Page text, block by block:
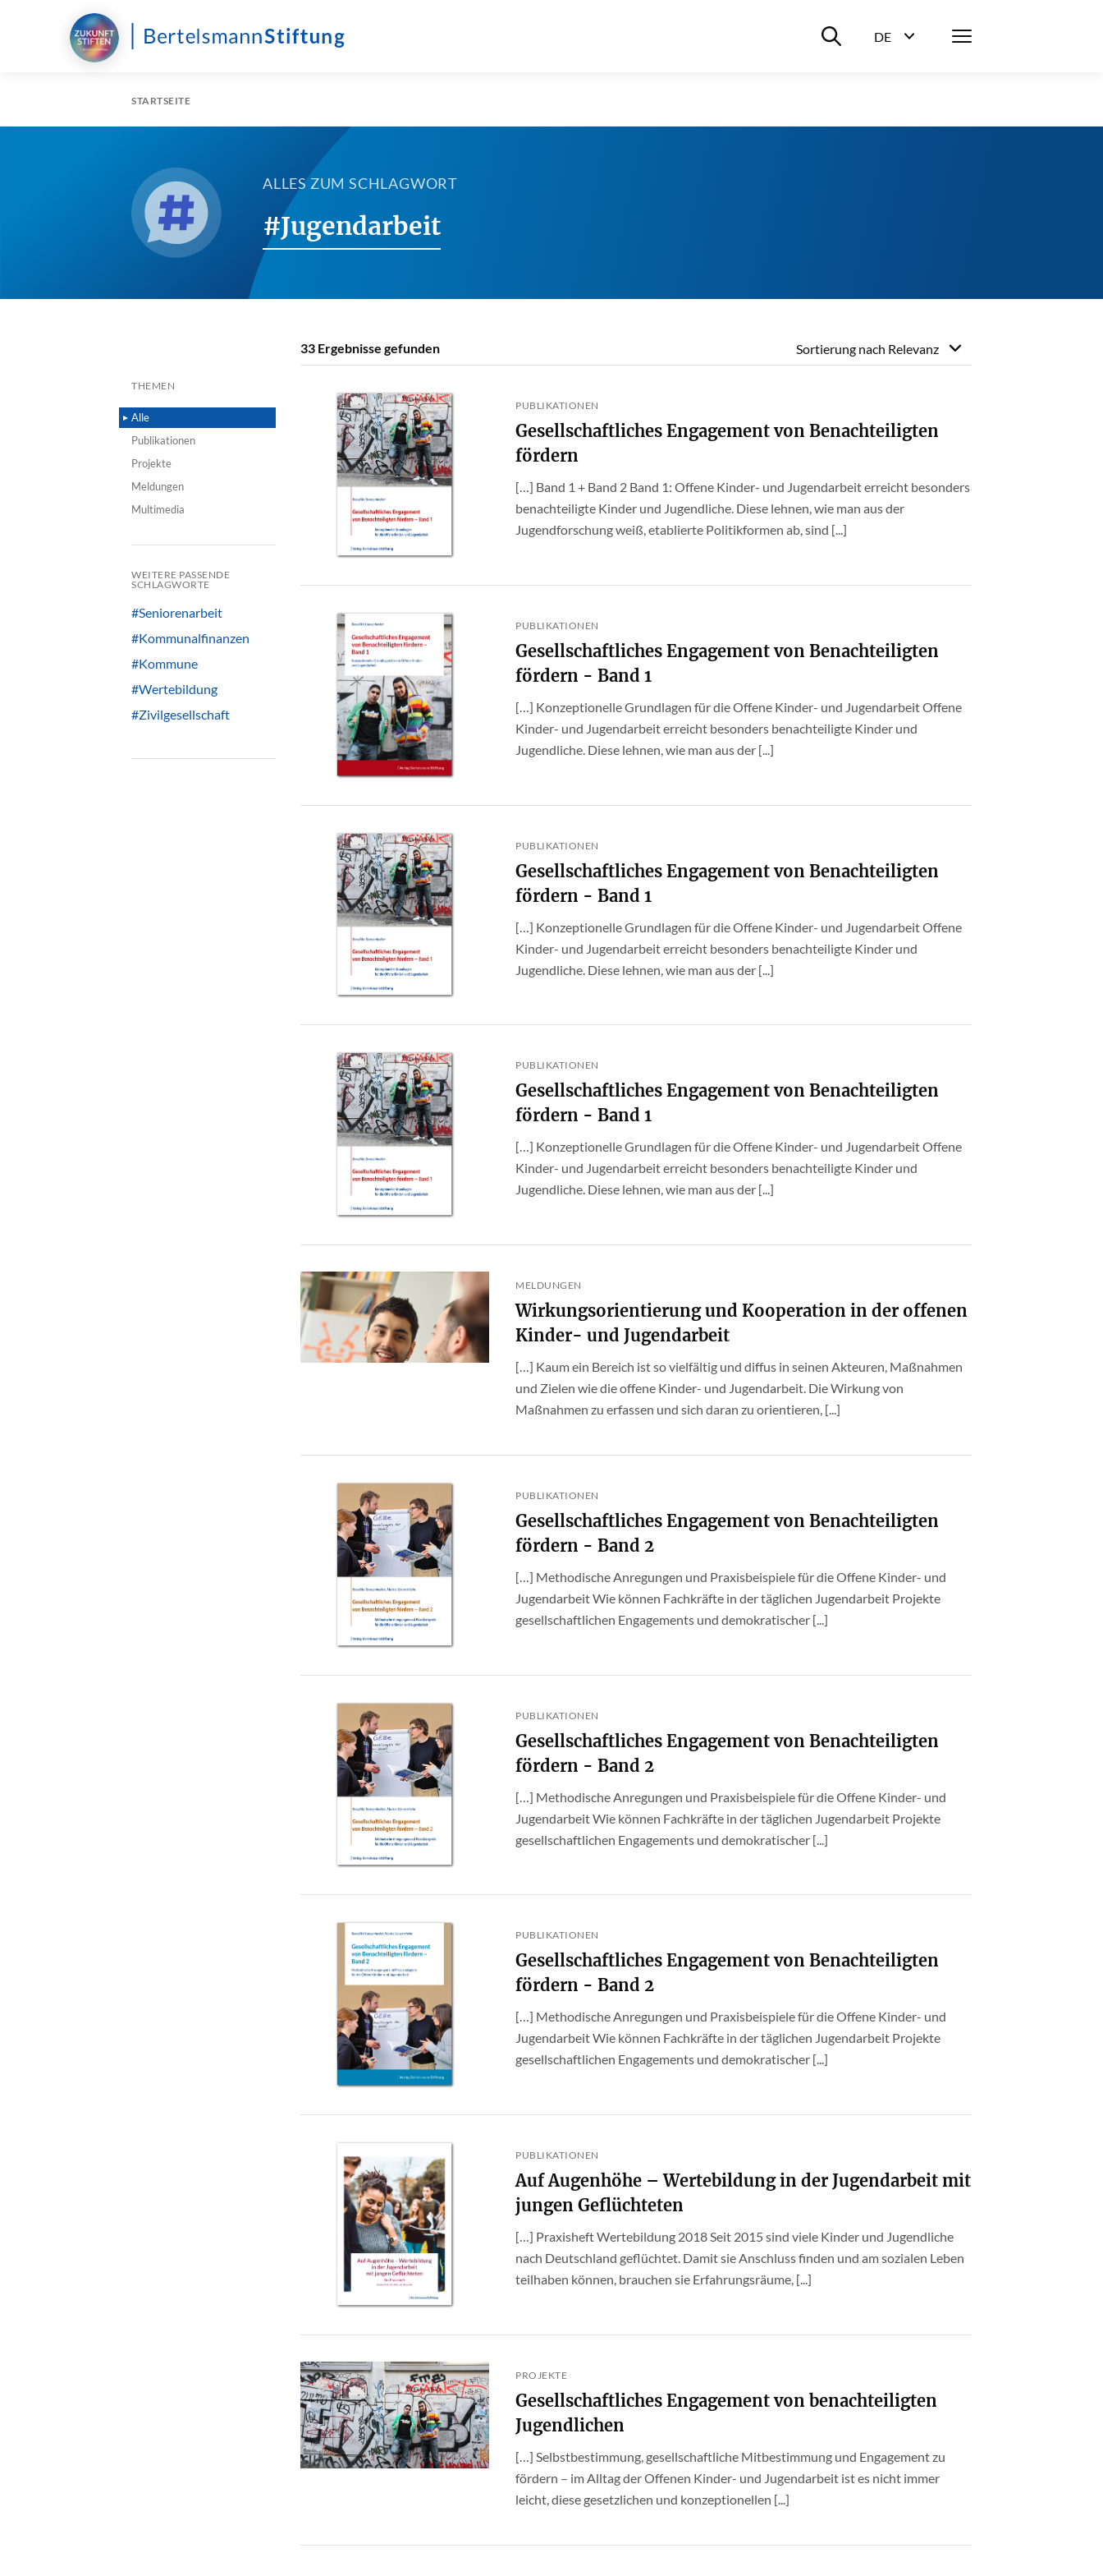
Suche ein-/ausblenden
DE
Menü
STARTSEITE
ALLES ZUM SCHLAGWORT
#Jugendarbeit
THEMEN
Alle
Publikationen
Projekte
Meldungen
Multimedia
WEITERE PASSENDE
SCHLAGWORTE
#Seniorenarbeit
#Kommunalfinanzen
#Kommune
#Wertebildung
#Zivilgesellschaft
33 Ergebnisse gefunden Sortierung nach Relevanz
PUBLIKATIONEN
Gesellschaftliches Engagement von Benachteiligten
fördern
[…] Band 1 + Band 2 Band 1: Offene Kinder- und Jugendarbeit erreicht besonders
benachteiligte Kinder und Jugendliche. Diese lehnen, wie man aus der
Jugendforschung weiß, etablierte Politikformen ab, sind [...]
PUBLIKATIONEN
Gesellschaftliches Engagement von Benachteiligten
fördern - Band 1
[…] Konzeptionelle Grundlagen für die Offene Kinder- und Jugendarbeit Offene
Kinder- und Jugendarbeit erreicht besonders benachteiligte Kinder und
Jugendliche. Diese lehnen, wie man aus der [...]
PUBLIKATIONEN
Gesellschaftliches Engagement von Benachteiligten
fördern - Band 1
[…] Konzeptionelle Grundlagen für die Offene Kinder- und Jugendarbeit Offene
Kinder- und Jugendarbeit erreicht besonders benachteiligte Kinder und
Jugendliche. Diese lehnen, wie man aus der [...]
PUBLIKATIONEN
Gesellschaftliches Engagement von Benachteiligten
fördern - Band 1
[…] Konzeptionelle Grundlagen für die Offene Kinder- und Jugendarbeit Offene
Kinder- und Jugendarbeit erreicht besonders benachteiligte Kinder und
Jugendliche. Diese lehnen, wie man aus der [...]
MELDUNGEN
Wirkungsorientierung und Kooperation in der offenen
Kinder- und Jugendarbeit
[…] Kaum ein Bereich ist so vielfältig und diffus in seinen Akteuren, Maßnahmen
und Zielen wie die offene Kinder- und Jugendarbeit. Die Wirkung von
Maßnahmen zu erfassen und sich daran zu orientieren, [...]
PUBLIKATIONEN
Gesellschaftliches Engagement von Benachteiligten
fördern - Band 2
[…] Methodische Anregungen und Praxisbeispiele für die Offene Kinder- und
Jugendarbeit Wie können Fachkräfte in der täglichen Jugendarbeit Projekte
gesellschaftlichen Engagements und demokratischer [...]
PUBLIKATIONEN
Gesellschaftliches Engagement von Benachteiligten
fördern - Band 2
[…] Methodische Anregungen und Praxisbeispiele für die Offene Kinder- und
Jugendarbeit Wie können Fachkräfte in der täglichen Jugendarbeit Projekte
gesellschaftlichen Engagements und demokratischer [...]
PUBLIKATIONEN
Gesellschaftliches Engagement von Benachteiligten
fördern - Band 2
[…] Methodische Anregungen und Praxisbeispiele für die Offene Kinder- und
Jugendarbeit Wie können Fachkräfte in der täglichen Jugendarbeit Projekte
gesellschaftlichen Engagements und demokratischer [...]
PUBLIKATIONEN
Auf Augenhöhe – Wertebildung in der Jugendarbeit mit
jungen Geflüchteten
[…] Praxisheft Wertebildung 2018 Seit 2015 sind viele Kinder und Jugendliche
nach Deutschland geflüchtet. Damit sie Anschluss finden und am sozialen Leben
teilhaben können, brauchen sie Erfahrungsräume, [...]
PROJEKTE
Gesellschaftliches Engagement von benachteiligten
Jugendlichen
[…] Selbstbestimmung, gesellschaftliche Mitbestimmung und Engagement zu
fördern – im Alltag der Offenen Kinder- und Jugendarbeit ist es nicht immer
leicht, diese gesetzlichen und konzeptionellen [...]